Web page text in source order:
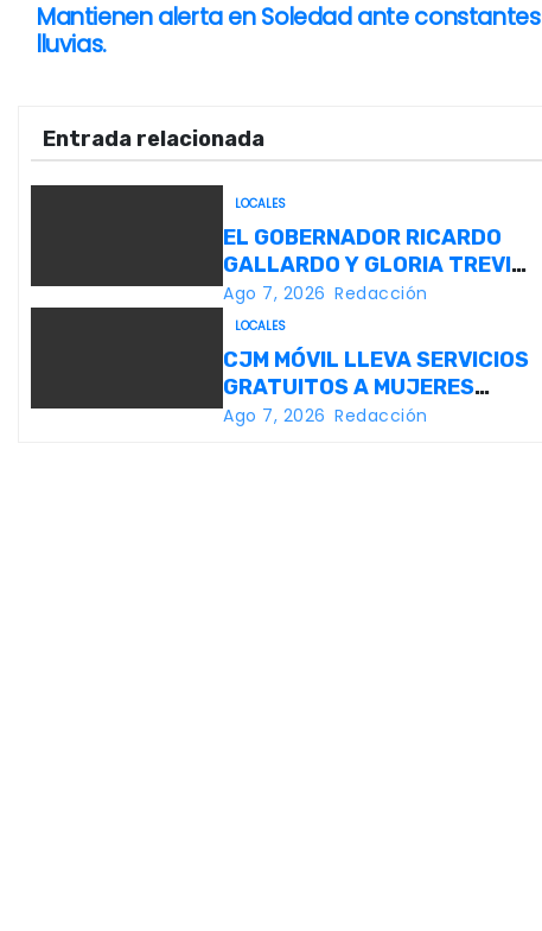
N
v
e
a
Mantienen alerta en Soledad ante constantes
lluvias.
Entrada relacionada
LOCALES
EL GOBERNADOR RICARDO
GALLARDO Y GLORIA TREVI
LLEVAN ESPERANZA A LA PILA
Ago 7, 2026 Redacción
LOCALES
CJM MÓVIL LLEVA SERVICIOS
GRATUITOS A MUJERES
DURANTE LA FENAPO 2026
Ago 7, 2026 Redacción